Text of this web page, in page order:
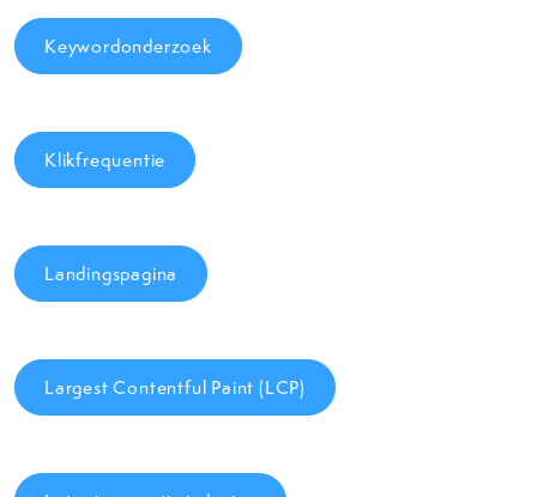
Keywordonderzoek
Klikfrequentie
Landingspagina
Largest Contentful Paint (LCP)